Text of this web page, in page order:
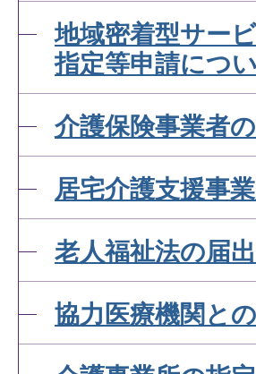
地域密着型サー
指定等申請につ
介護保険事業者
居宅介護支援事
老人福祉法の届
協力医療機関と